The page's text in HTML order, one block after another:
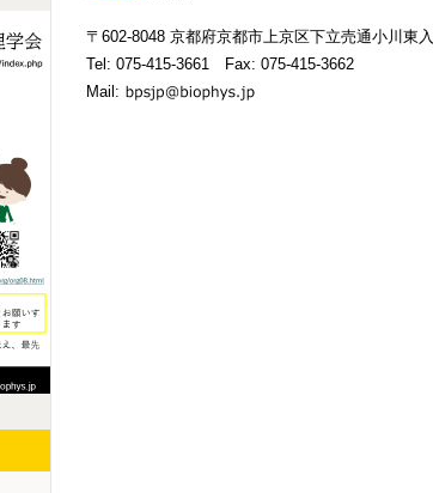
〒602-8048 京都府京都市上京区下立売通小川東入
Tel: 075-415-3661 Fax: 075-415-3662
Mail: